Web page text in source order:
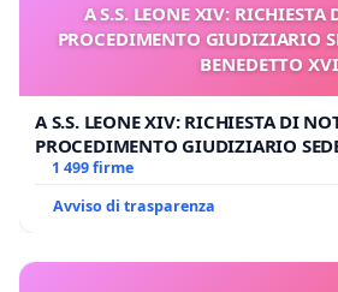
A S.S. LEONE XIV: RICHIESTA
PROCEDIMENTO GIUDIZIARIO
BENEDETTO XVI
A S.S. LEONE XIV: RICHIESTA DI
PROCEDIMENTO GIUDIZIARIO
BENEDETTO XVI
1 499 firme
Avviso di trasparenza